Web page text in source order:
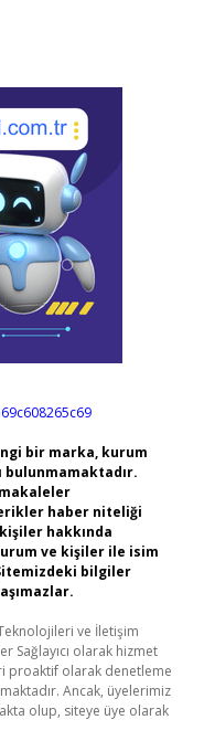
bir marka, kurum
bulunmamaktadır.
makaleler
haber niteliği
hakkında
ve kişiler ile isim
bilgiler
ve İletişim
Sağlayıcı olarak hizmet
proaktif olarak denetleme
Ancak, üyelerimiz
olup, siteye üye olarak